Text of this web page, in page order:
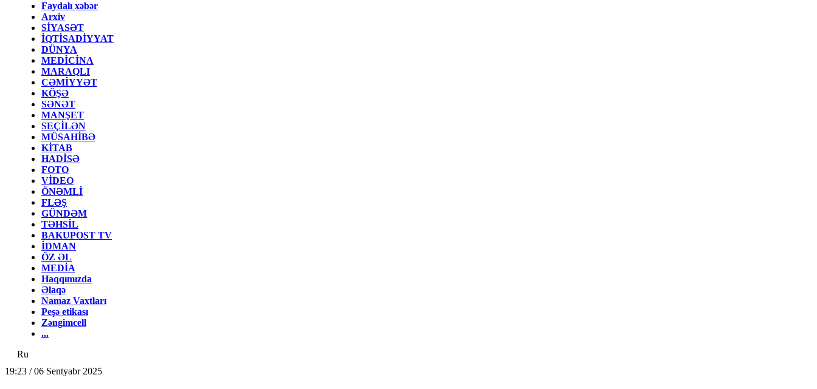
Faydalı xəbər
Arxiv
SİYASƏT
İQTİSADİYYAT
DÜNYA
MEDİCİNA
MARAQLI
CƏMİYYƏT
KÖŞƏ
SƏNƏT
MANŞET
SEÇİLƏN
MÜSAHİBƏ
KİTAB
HADİSƏ
FOTO
VİDEO
ÖNƏMLİ
FLƏŞ
GÜNDƏM
TƏHSİL
BAKUPOST TV
İDMAN
ÖZ ƏL
MEDİA
Haqqımızda
Əlaqə
Namaz Vaxtları
Peşə etikası
Zəngimcell
...
Ru
19:23 / 06 Sentyabr 2025